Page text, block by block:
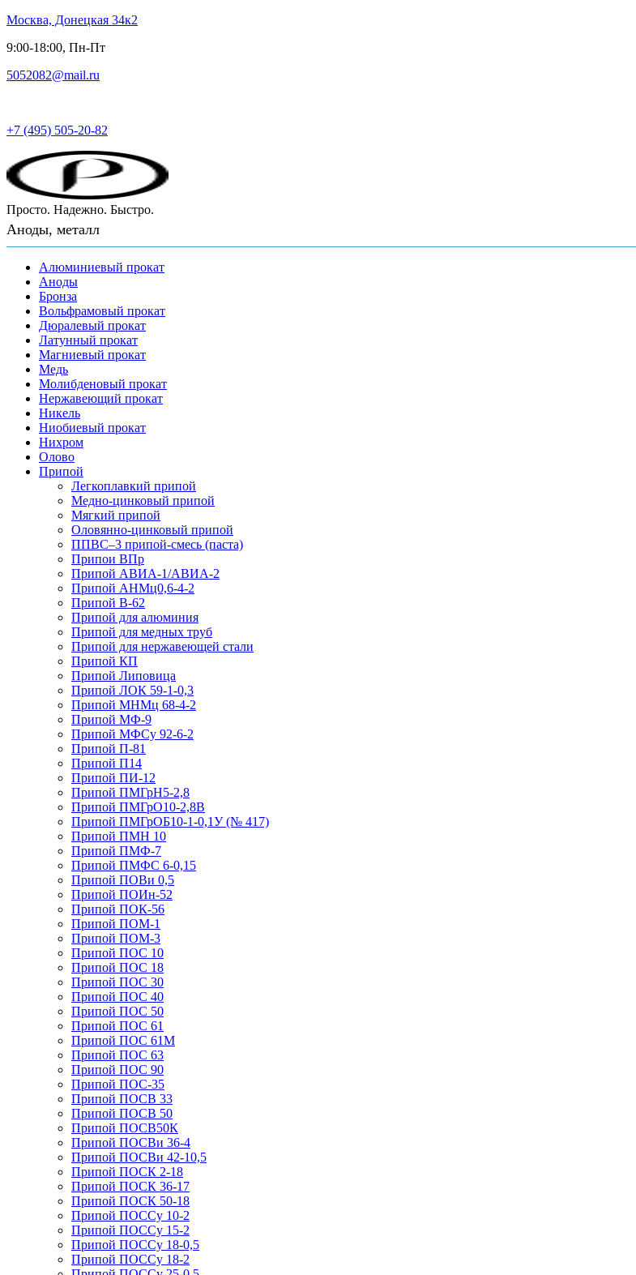
Москва, Донецкая 34к2
9:00-18:00, Пн-Пт
5052082@mail.ru
+7 (495) 505-20-82
Просто. Надежно. Быстро.
Аноды, металл
Алюминиевый прокат
Аноды
Бронза
Вольфрамовый прокат
Дюралевый прокат
Латунный прокат
Магниевый прокат
Медь
Молибденовый прокат
Нержавеющий прокат
Никель
Ниобиевый прокат
Нихром
Олово
Припой
Легкоплавкий припой
Медно-цинковый припой
Мягкий припой
Оловянно-цинковый припой
ППВС–3 припой-смесь (паста)
Припои ВПр
Припой АВИА-1/АВИА-2
Припой АНМц0,6-4-2
Припой В-62
Припой для алюминия
Припой для медных труб
Припой для нержавеющей стали
Припой КП
Припой Липовица
Припой ЛОК 59-1-0,3
Припой МНМц 68-4-2
Припой МФ-9
Припой МФСу 92-6-2
Припой П-81
Припой П14
Припой ПИ-12
Припой ПМГрН5-2,8
Припой ПМГрО10-2,8В
Припой ПМГрОБ10-1-0,1У (№ 417)
Припой ПМН 10
Припой ПМФ-7
Припой ПМФС 6-0,15
Припой ПОВи 0,5
Припой ПОИн-52
Припой ПОК-56
Припой ПОМ-1
Припой ПОМ-3
Припой ПОС 10
Припой ПОС 18
Припой ПОС 30
Припой ПОС 40
Припой ПОС 50
Припой ПОС 61
Припой ПОС 61М
Припой ПОС 63
Припой ПОС 90
Припой ПОС-35
Припой ПОСВ 33
Припой ПОСВ 50
Припой ПОСВ50К
Припой ПОСВи 36-4
Припой ПОСВи 42-10,5
Припой ПОСК 2-18
Припой ПОСК 36-17
Припой ПОСК 50-18
Припой ПОССу 10-2
Припой ПОССу 15-2
Припой ПОССу 18-0,5
Припой ПОССу 18-2